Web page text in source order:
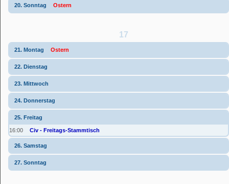
20. Sonntag Ostern
17
21. Montag Ostern
22. Dienstag
23. Mittwoch
24. Donnerstag
25. Freitag
16:00 Civ - Freitags-Stammtisch
26. Samstag
27. Sonntag